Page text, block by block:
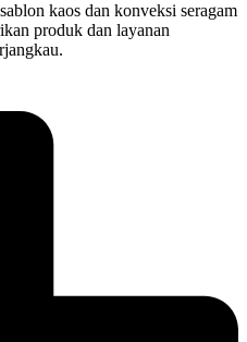
kaos dan konveksi seragam
produk dan layanan